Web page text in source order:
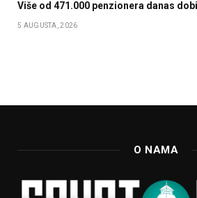
Više od 471.000 penzionera danas
5 AUGUSTA, 2026
O NAMA